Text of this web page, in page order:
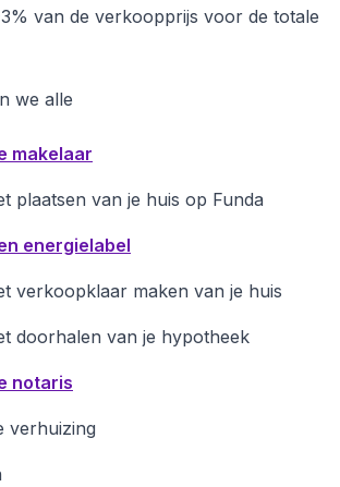
van de verkoopprijs voor de totale
we alle
makelaar
plaatsen van je huis op Funda
energielabel
verkoopklaar maken van je huis
doorhalen van je hypotheek
notaris
verhuizing